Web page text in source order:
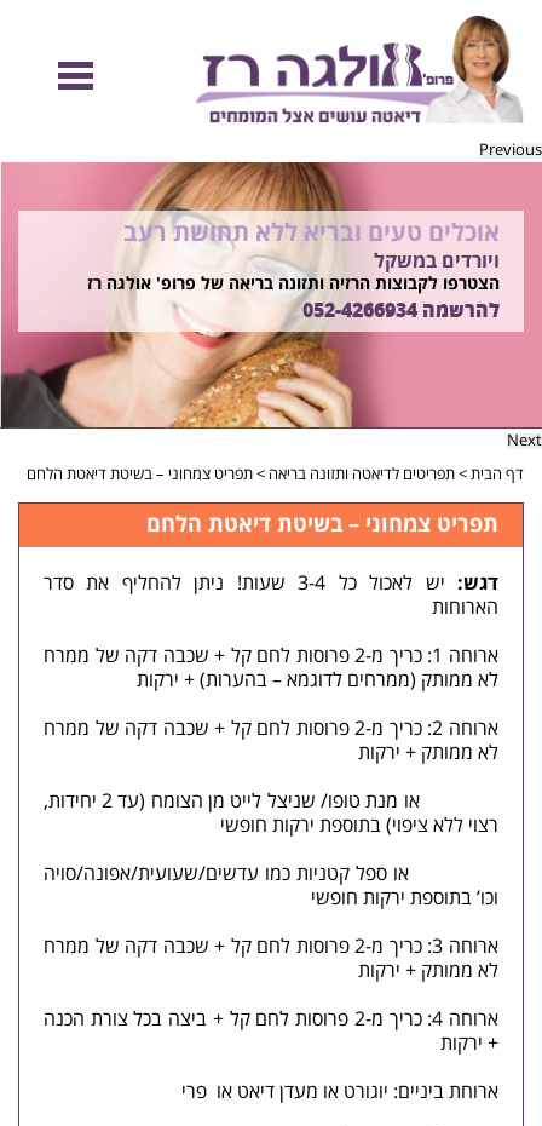
Previous
להיות מוכנות לקיץ הזה ולזה שאחריו!
בשיטת ד"ר אולגה רז
רוצים ללמוד איך?
התקשרו 052-4266934
אוכלים טעים ובריא ללא תחושת רעב
ויורדים במשקל
הצטרפו לקבוצות הרזיה ותזונה בריאה של פרופ' אולגה רז
להרשמה052-4266934
Next
דף הבית>תפריטים לדיאטה ותזונה בריאה >תפריט צמחוני – בשיטת דיאטת הלחם
תפריט צמחוני – בשיטת דיאטת הלחם
דגש:
יש לאכול כל 3-4 שעות! ניתן להחליף את סדר
הארוחות
ארוחה 1: כריך מ-2 פרוסות לחם קל + שכבה דקה של ממרח
לא ממותק (ממרחים לדוגמא – בהערות) + ירקות
ארוחה 2: כריך מ-2 פרוסות לחם קל + שכבה דקה של ממרח
לא ממותק + ירקות
או מנת טופו/ שניצל לייט מן הצומח (עד 2 יחידות,
רצוי ללא ציפוי) בתוספת ירקות חופשי
או ספל קטניות כמו עדשים/שעועית/אפונה/סויה
וכו’ בתוספת ירקות חופשי
ארוחה 3: כריך מ-2 פרוסות לחם קל + שכבה דקה של ממרח
לא ממותק + ירקות
ארוחה 4: כריך מ-2 פרוסות לחם קל + ביצה בכל צורת הכנה
+ ירקות
ארוחת ביניים: יוגורט או מעדן דיאט או פרי